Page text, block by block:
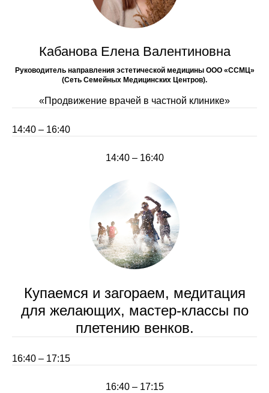
Кабанова Елена Валентиновна
Руководитель направления эстетической медицины ООО «ССМЦ»
(Сеть Семейных Медицинских Центров).
«Продвижение врачей в частной клинике»
14:40 – 16:40
14:40 – 16:40
Купаемся и загораем, медитация
для желающих, мастер-классы по
плетению венков.
16:40 – 17:15
16:40 – 17:15